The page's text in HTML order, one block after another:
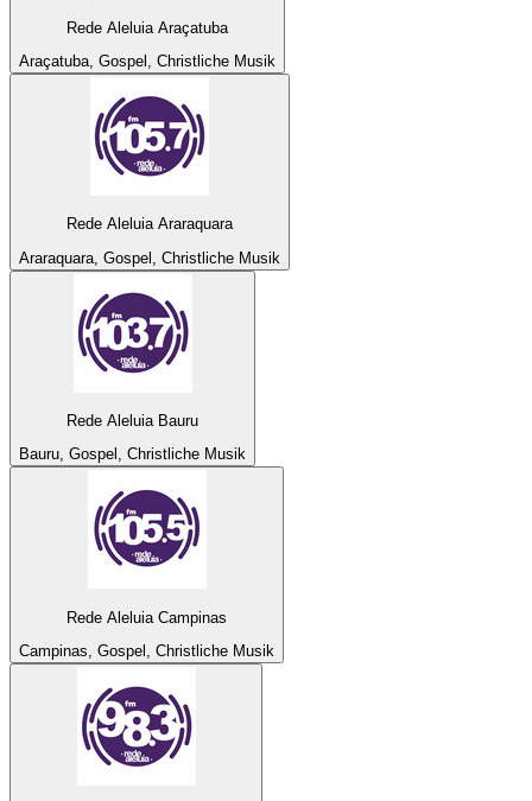
Rede Aleluia Araçatuba
Araçatuba, Gospel, Christliche Musik
Rede Aleluia Araraquara
Araraquara, Gospel, Christliche Musik
Rede Aleluia Bauru
Bauru, Gospel, Christliche Musik
Rede Aleluia Campinas
Campinas, Gospel, Christliche Musik